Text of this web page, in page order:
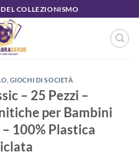
COLLEZIONISMO
GIOCHI DI SOCIETÀ
– 25 Pezzi –
per Bambini
100% Plastica